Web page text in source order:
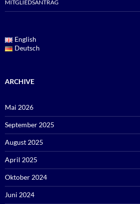
MITGLIEDSANTRAG
English
Deutsch
ARCHIVE
Mai 2026
September 2025
August 2025
April 2025
Oktober 2024
Juni 2024